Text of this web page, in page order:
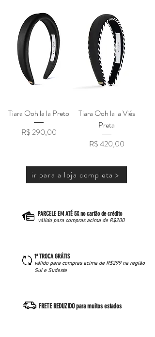
Tiara Ooh la la Preto
Preço
R$ 290,00
Tiara Ooh la la Viés
Preta
Preço
R$ 420,00
ir para a loja completa >
PARCELE EM ATÉ 5X no cartão de crédito
válido para compras acima de R$200
1ª TROCA GRÁTIS
válido para compras acima de R$299 na região
Sul e Sudeste
FRETE REDUZIDO para muitos estados